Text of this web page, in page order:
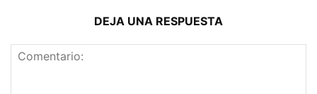
DEJA UNA RESPUESTA